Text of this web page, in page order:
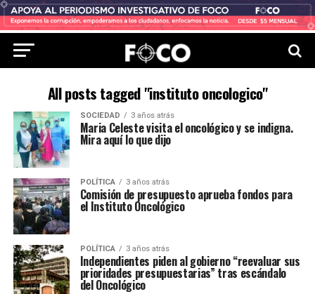
All posts tagged "instituto oncologico"
SOCIEDAD 3 años atrás
Maria Celeste visita el oncológico y se indigna.
Mira aquí lo que dijo
POLÍTICA 3 años atrás
Comisión de presupuesto aprueba fondos para
el Instituto Oncológico
POLÍTICA 3 años atrás
Independientes piden al gobierno “reevaluar sus
prioridades presupuestarias” tras escándalo
del Oncológico